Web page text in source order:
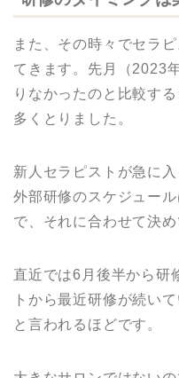
また、その時々でセラ
てきます。先月（2023
りなかったのと比較す
多くとりました。
新人セラピストが急に
外部研修のスケジュー
で、それに合わせて決め
直近では6月後半から研
トから最近研修が続い
と言われるほどです。